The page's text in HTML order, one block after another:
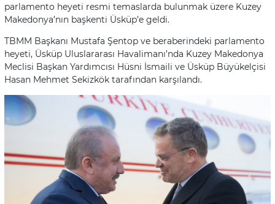
parlamento heyeti resmi temaslarda bulunmak üzere Kuzey
Makedonya’nın başkenti Üsküp’e geldi.
TBMM Başkanı Mustafa Şentop ve beraberindeki parlamento
heyeti, Üsküp Uluslararası Havalimanı’nda Kuzey Makedonya
Meclisi Başkan Yardımcısı Hüsni İsmaili ve Üsküp Büyükelçisi
Hasan Mehmet Sekizkök tarafından karşılandı.